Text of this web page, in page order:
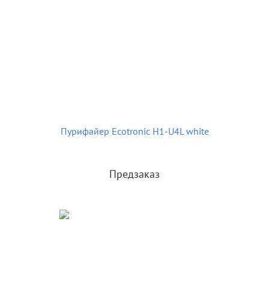
Пурифайер Ecotronic H1-U4L white
Предзаказ